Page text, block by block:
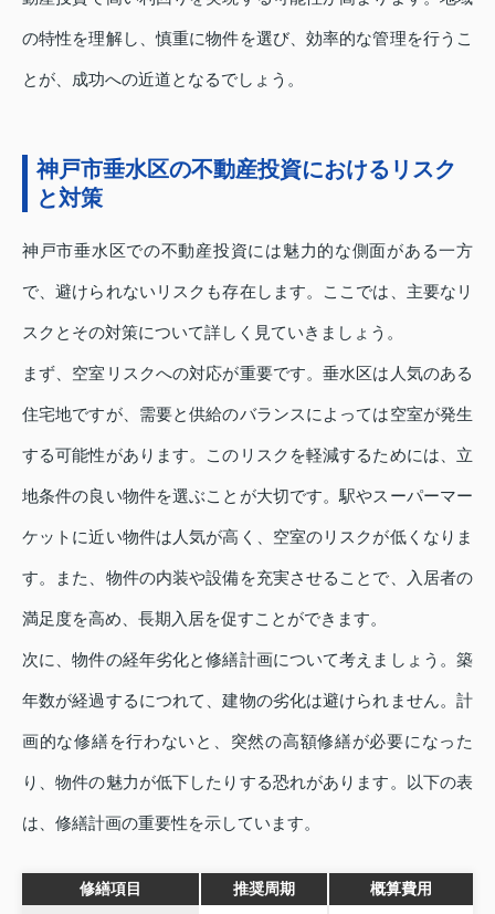
の特性を理解し、慎重に物件を選び、効率的な管理を行うこ
とが、成功への近道となるでしょう。
神戸市垂水区の不動産投資におけるリスク
と対策
神戸市垂水区での不動産投資には魅力的な側面がある一方
で、避けられないリスクも存在します。ここでは、主要なリ
スクとその対策について詳しく見ていきましょう。
まず、空室リスクへの対応が重要です。垂水区は人気のある
住宅地ですが、需要と供給のバランスによっては空室が発生
する可能性があります。このリスクを軽減するためには、立
地条件の良い物件を選ぶことが大切です。駅やスーパーマー
ケットに近い物件は人気が高く、空室のリスクが低くなりま
す。また、物件の内装や設備を充実させることで、入居者の
満足度を高め、長期入居を促すことができます。
次に、物件の経年劣化と修繕計画について考えましょう。築
年数が経過するにつれて、建物の劣化は避けられません。計
画的な修繕を行わないと、突然の高額修繕が必要になった
り、物件の魅力が低下したりする恐れがあります。以下の表
は、修繕計画の重要性を示しています。
修繕項目 推奨周期 概算費用